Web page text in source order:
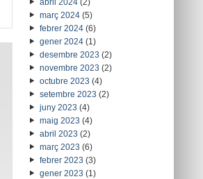
abril 2024(2)
març 2024(5)
febrer 2024(6)
gener 2024(1)
desembre 2023 (2)
novembre 2023 (2)
octubre 2023 (4)
setembre 2023 (2)
juny 2023 (4)
maig 2023 (4)
abril 2023 (2)
març 2023 (6)
febrer 2023 (3)
gener 2023 (1)